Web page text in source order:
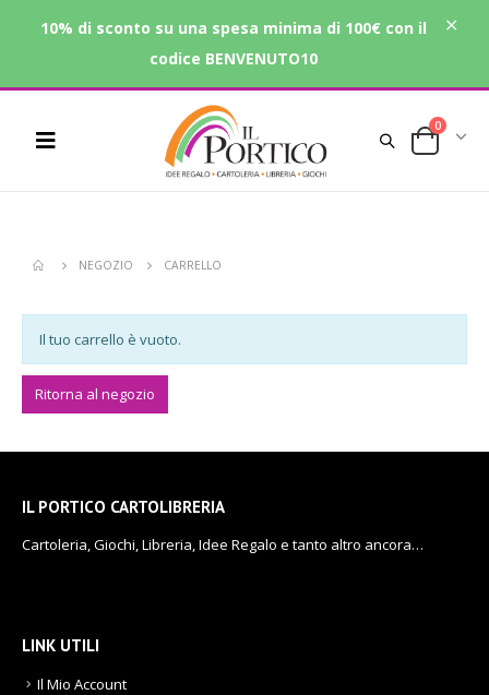
0
NEGOZIO CARRELLO
Il tuo carrello è vuoto.
Ritorna al negozio
IL PORTICO CARTOLIBRERIA
Cartoleria, Giochi, Libreria, Idee Regalo e tanto altro ancora…
LINK UTILI
Il Mio Account
10% di sconto su una spesa minima di 100€ con il
codice BENVENUTO10